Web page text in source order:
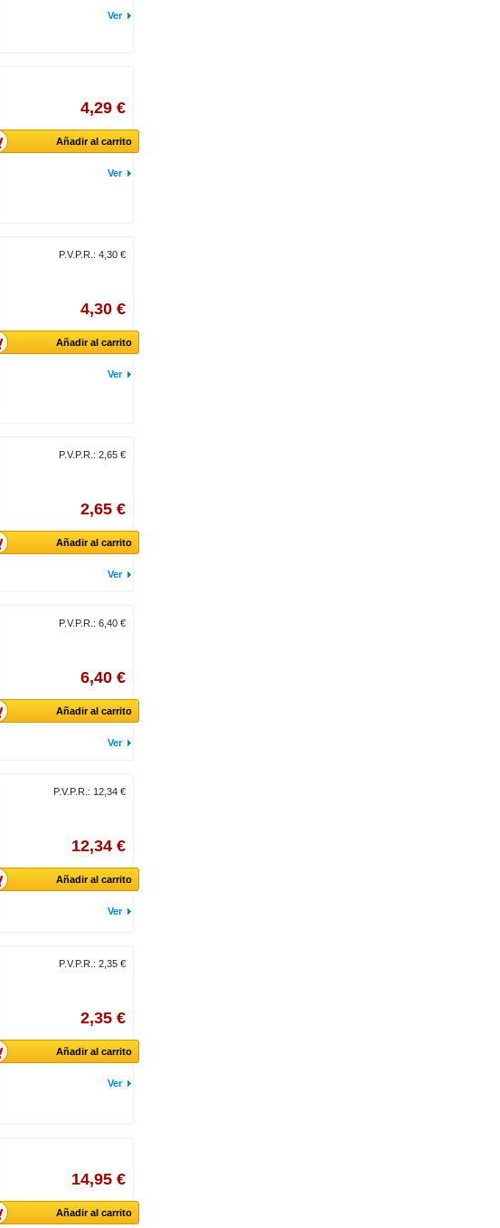
Ver
4,29 €
Añadir al carrito
Ver
P.V.P.R.: 4,30 €
4,30 €
Añadir al carrito
Ver
P.V.P.R.: 2,65 €
2,65 €
Añadir al carrito
Ver
P.V.P.R.: 6,40 €
6,40 €
Añadir al carrito
Ver
P.V.P.R.: 12,34 €
12,34 €
Añadir al carrito
Ver
P.V.P.R.: 2,35 €
2,35 €
Añadir al carrito
Ver
14,95 €
Añadir al carrito